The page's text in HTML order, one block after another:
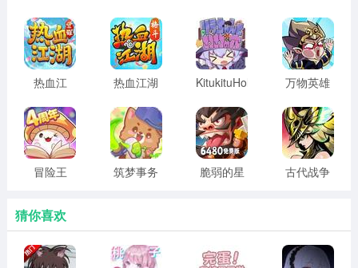
4.增强乐趣：玩家可以尝试不同的植物组合，找到新的有
趣的玩法。
pvz融合版2.1.4最新版测评
pvz融合版2.1.4最新版下载是一个非常特殊的版本，其中
所有植物都改变了外观，它们的能力也更加丰富。当然，
僵尸也发生了很大的变化。有带豌豆射手的远程僵尸和带
靴子盔甲的僵尸，这不仅使游戏更有趣，也增加了这款塔
热血江
热血江湖
KitukituHole
版
万物英雄
冒险王
版
筑梦事务
脆弱的星
古代战争
猜你喜欢